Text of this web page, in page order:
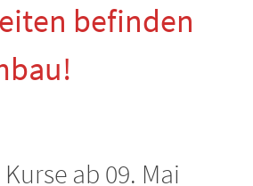
befinden
ab 09. Mai